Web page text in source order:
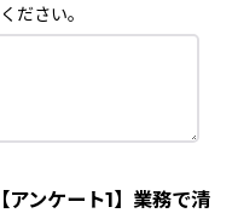
ださい。
ンケート1】業務で清